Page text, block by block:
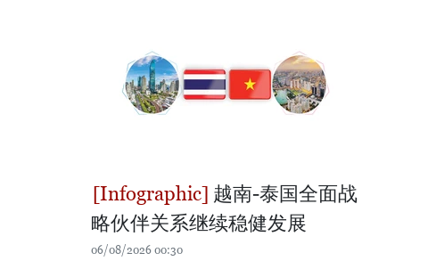
越南-泰国全面战
略伙伴关系继续稳健发展
06/08/2026 00:30